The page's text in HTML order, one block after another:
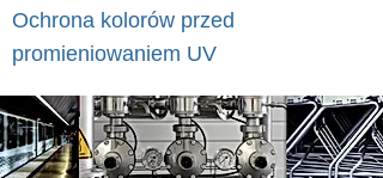
Ochrona kolorów przed
promieniowaniem UV